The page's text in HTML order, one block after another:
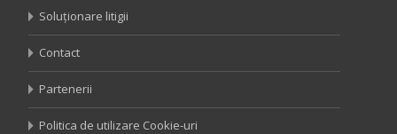
Soluționare litigii
Contact
Partenerii
Politica de utilizare Cookie-uri